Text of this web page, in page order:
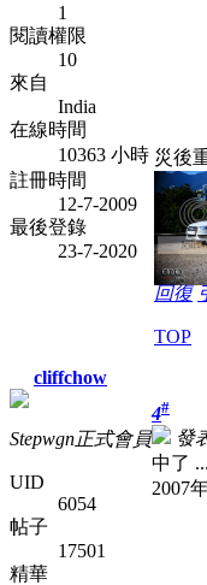
1
閱讀權限
10
來自
India
在線時間
10363 小時
註冊時間
12-7-2009
最後登錄
23-7-2020
災後
回復
TOP
cliffchow
Stepwgn正式會員
UID
6054
帖子
17501
精華
4#
發
中了
2007